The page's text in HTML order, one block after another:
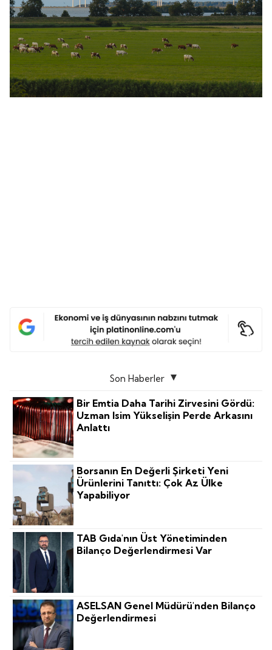
Son Haberler
Bir Emtia Daha Tarihi Zirvesini Gördü:
Uzman Isim Yükselişin Perde Arkasını
Anlattı
Borsanın En Değerli Şirketi Yeni
Ürünlerini Tanıttı: Çok Az Ülke
Yapabiliyor
TAB Gıda'nın Üst Yönetiminden
Bilanço Değerlendirmesi Var
ASELSAN Genel Müdürü'nden Bilanço
Değerlendirmesi